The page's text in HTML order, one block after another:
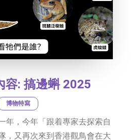
容: 搞邊蝌 2025
博物特寫
年，今年「跟着專家去探索自
，又再次來到香港觀鳥會在大